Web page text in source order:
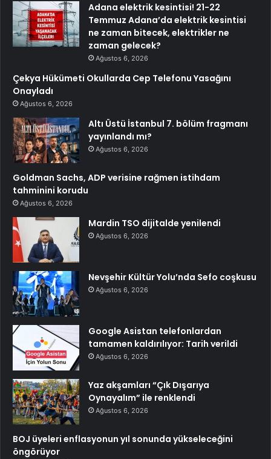
Adana elektrik kesintisi! 21-22
Temmuz Adana’da elektrik kesintisi
ne zaman bitecek, elektrikler ne
zaman gelecek?
Ağustos 6, 2026
Çekya Hükümeti Okullarda Cep Telefonu Yasağını
Onayladı
Ağustos 6, 2026
Altı Üstü İstanbul 7. bölüm fragmanı
yayınlandı mı?
Ağustos 6, 2026
Goldman Sachs, ADP verisine rağmen istihdam
tahminini korudu
Ağustos 6, 2026
Mardin TSO dijitalde yenilendi
Ağustos 6, 2026
Nevşehir Kültür Yolu’nda Sefo coşkusu
Ağustos 6, 2026
Google Asistan telefonlardan
tamamen kaldırılıyor: Tarih verildi
Ağustos 6, 2026
Yaz akşamları “Çık Dışarıya
Oynayalım” ile renklendi
Ağustos 6, 2026
BOJ üyeleri enflasyonun yıl sonunda yükseleceğini
öngörüyor